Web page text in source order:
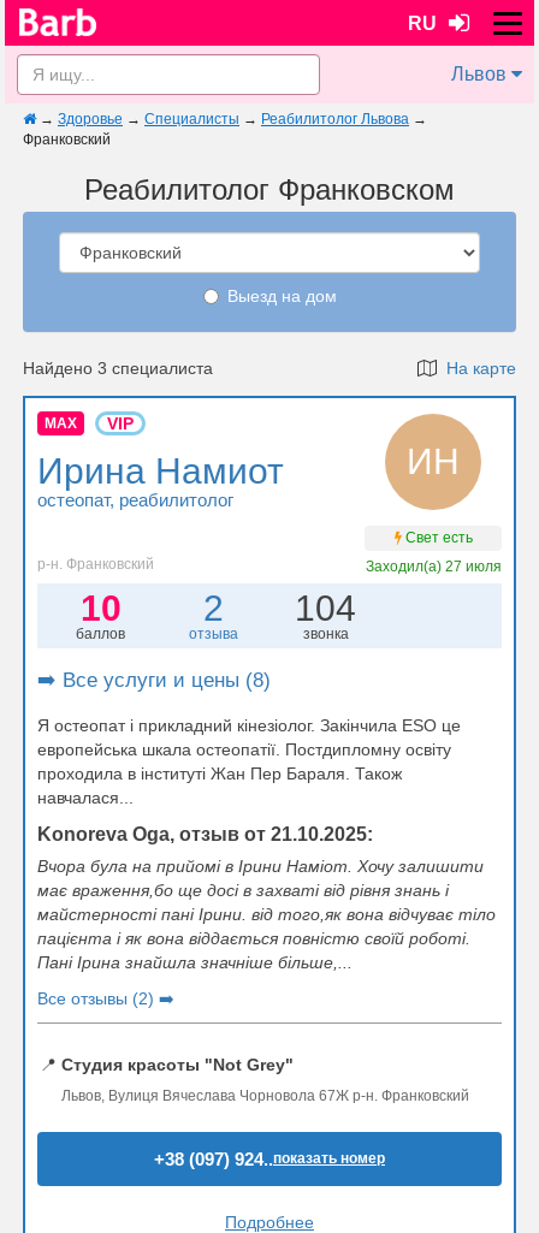
RU
Львов
→ Здоровье → Специалисты → Реабилитолог Львова →
Франковский
Реабилитолог Франковском
Выезд на дом
Найдено 3 специалиста На карте
MAX VIP
Ирина Намиот
остеопат, реабилитолог
ИН
Свет есть
р-н. Франковский
Заходил(а) 27 июля
10
баллов
2
отзыва
104
звонка
➡️ Все услуги и цены (8)
Я остеопат і прикладний кінезіолог. Закінчила ESO це
европейська шкала остеопатії. Постдипломну освіту
проходила в інституті Жан Пер Бараля. Також
навчалася...
Konoreva Oga, отзыв от 21.10.2025:
Вчора була на прийомі в Ірини Наміот. Хочу залишити
має враження,бо ще досі в захваті від рівня знань і
майстерності пані Ірини. від того,як вона відчуває тіло
пацієнта і як вона віддається повністю своїй роботі.
Пані Ірина знайшла значніше більше,...
Все отзывы (2) ➡️
📍 Студия красоты "Not Grey"
Львов, Вулиця Вячеслава Чорновола 67Ж р-н. Франковский
+38 (097) 924..показать номер
Подробнее